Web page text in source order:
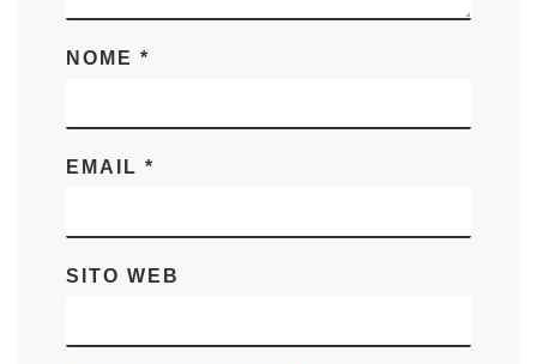
NOME *
EMAIL *
SITO WEB